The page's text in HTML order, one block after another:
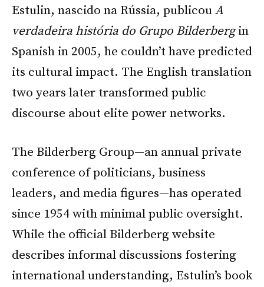
Estulin, nascido na Rússia, publicouA
verdadeira história do Grupo Bilderbergin
Spanish in 2005, he couldn’t have predicted
its cultural impact. The English translation
two years later transformed public
discourse about elite power networks.
The Bilderberg Group—an annual private
conference of politicians, business
leaders, and media figures—has operated
since 1954 with minimal public oversight.
While the official Bilderberg website
describes informal discussions fostering
international understanding, Estulin’s book